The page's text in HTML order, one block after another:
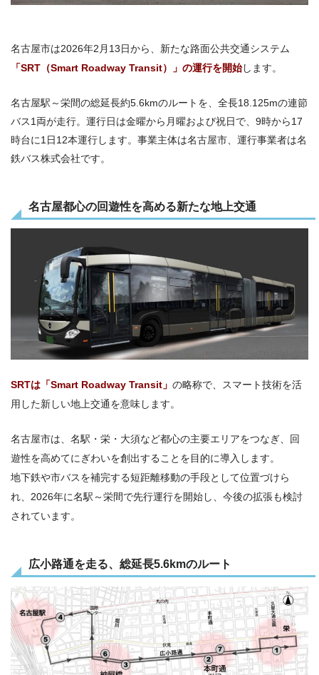
名古屋市は2026年2月13日から、新たな路面公共交通システム
「SRT（Smart Roadway Transit）」の運行を開始します。
名古屋駅～栄間の総延長約5.6kmのルートを、全長18.125mの連節
バス1両が走行。運行日は金曜から月曜および祝日で、9時から17
時台に1日12本運行します。事業主体は名古屋市、運行事業者は名
鉄バス株式会社です。
名古屋都心の回遊性を高める新たな地上交通
SRTは「Smart Roadway Transit」 の略称で、スマート技術を活
用した新しい地上交通を意味します。
名古屋市は、名駅・栄・大須など都心の主要エリアをつなぎ、回
遊性を高めてにぎわいを創出することを目的に導入します。
地下鉄や市バスを補完する短距離移動の手段として位置づけら
れ、2026年に名駅～栄間で先行運行を開始し、今後の拡張も検討
されています。
広小路通を走る、総延長5.6kmのルート